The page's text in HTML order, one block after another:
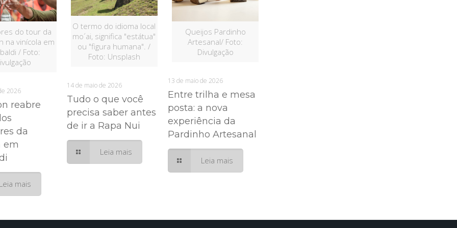
do tour da
na vinícola em
/ Foto:
2026
reabre
da
em
mais
O termo do idioma local
mo´ai, significa "estátua"
ou "figura humana". /
Foto: Unsplash
14 de maio de 2026
Tudo o que você
precisa saber antes
de ir a Rapa Nui
Leia mais
Queijos Pardinho
Artesanal/ Foto:
Divulgação
13 de maio de 2026
Entre trilha e mesa
posta: a nova
experiência da
Pardinho Artesanal
Leia mais